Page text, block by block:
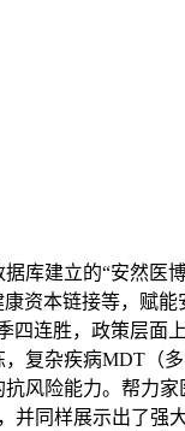
建立的“安然医
资本链接等，赋
四连胜，政策层
复杂疾病MDT（
风险能力。帮力
同样展示出了